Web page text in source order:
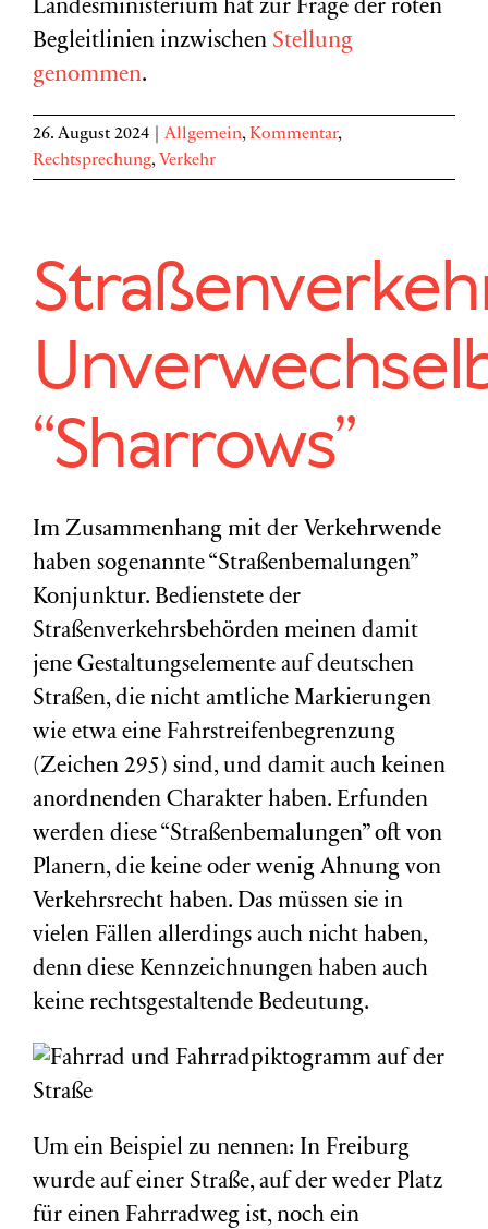
Landesministerium hat zur Frage der roten
Begleitlinien inzwischen Stellung
genommen.
26. August 2024 Allgemein, Kommentar,
Rechtsprechung, Verkehr
“Sharrows”
Im Zusammenhang mit der Verkehrwende
haben sogenannte “Straßenbemalungen”
Konjunktur. Bedienstete der
Straßenverkehrsbehörden meinen damit
jene Gestaltungselemente auf deutschen
Straßen, die nicht amtliche Markierungen
wie etwa eine Fahrstreifenbegrenzung
(Zeichen 295) sind, und damit auch keinen
anordnenden Charakter haben. Erfunden
werden diese “Straßenbemalungen” oft von
Planern, die keine oder wenig Ahnung von
Verkehrsrecht haben. Das müssen sie in
vielen Fällen allerdings auch nicht haben,
denn diese Kennzeichnungen haben auch
keine rechtsgestaltende Bedeutung.
Um ein Beispiel zu nennen: In Freiburg
wurde auf einer Straße, auf der weder Platz
für einen Fahrradweg ist, noch ein